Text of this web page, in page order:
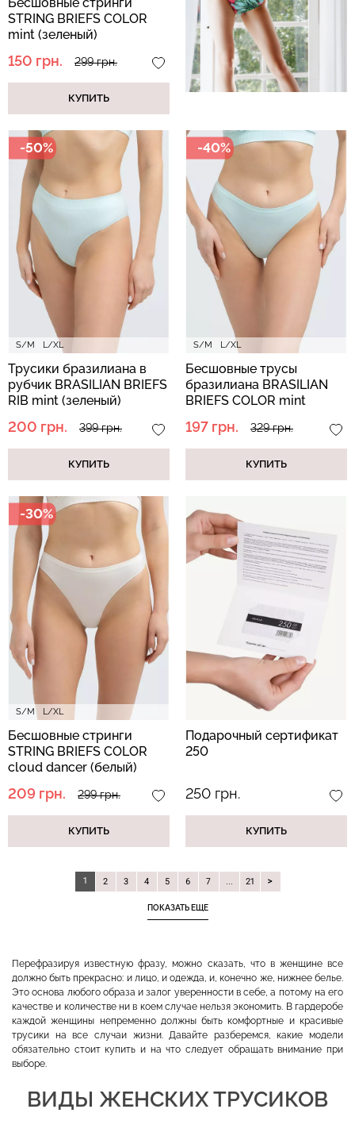
STRING BRIEFS COLOR
mint (зеленый)
150 грн. 299 грн.
КУПИТЬ
S/M L/XL
-50%
Трусики бразилиана в
рубчик BRASILIAN BRIEFS
RIB mint (зеленый)
200 грн. 399 грн.
КУПИТЬ
S/M L/XL
-40%
Бесшовные трусы
бразилиана BRASILIAN
BRIEFS COLOR mint
197 грн. 329 грн.
КУПИТЬ
S/M L/XL
-30%
Бесшовные стринги
STRING BRIEFS COLOR
cloud dancer (белый)
209 грн. 299 грн.
КУПИТЬ
Подарочный сертификат
250
250 грн.
КУПИТЬ
ПОКАЗАТЬ ЕЩЕ
1 2 3 4 5 6 7 ... 21
Перефразируя известную фразу, можно сказать, что в женщине все
должно быть прекрасно: и лицо, и одежда, и, конечно же, нижнее белье.
Это основа любого образа и залог уверенности в себе, а потому на его
качестве и количестве ни в коем случае нельзя экономить. В гардеробе
каждой женщины непременно должны быть комфортные и красивые
трусики на все случаи жизни. Давайте разберемся, какие модели
обязательно стоит купить и на что следует обращать внимание при
выборе.
ВИДЫ ЖЕНСКИХ ТРУСИКОВ